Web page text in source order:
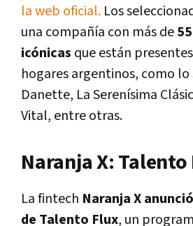
la web oficial. Los
una compañía con más de
icónicas que están
hogares argentinos, como lo
Danette, La Serenísima
Vital, entre otras.
Naranja X:
La fintech Naranja X
de Talento Flux, un